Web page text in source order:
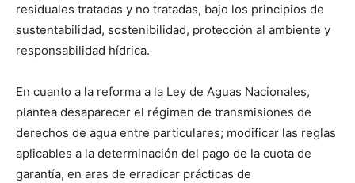
residuales tratadas y no tratadas, bajo los principios de
sustentabilidad, sostenibilidad, protección al ambiente y
responsabilidad hídrica.
En cuanto a la reforma a la Ley de Aguas Nacionales,
plantea desaparecer el régimen de transmisiones de
derechos de agua entre particulares; modificar las reglas
aplicables a la determinación del pago de la cuota de
garantía, en aras de erradicar prácticas de